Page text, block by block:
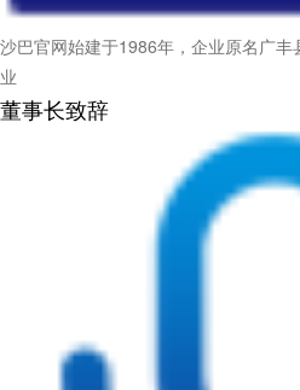
沙巴官网始建于1986年，企业原名广
业
董事长致辞